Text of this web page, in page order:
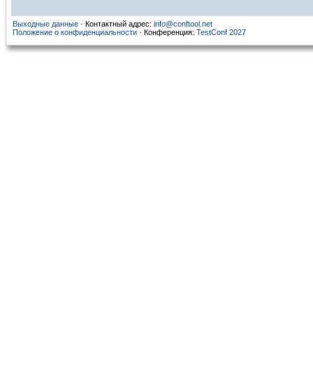
Выходные данные · Контактный адрес: info@conftool.net
Положение о конфиденциальности · Конференция: TestConf 2027